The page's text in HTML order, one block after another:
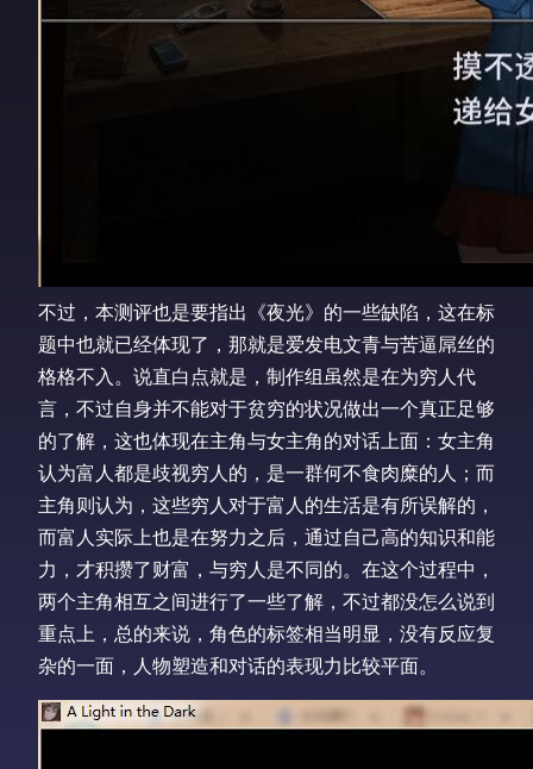
不过，本测评也是要指出《夜光》的一些缺陷，这在标
题中也就已经体现了，那就是爱发电文青与苦逼屌丝的
格格不入。说直白点就是，制作组虽然是在为穷人代
言，不过自身并不能对于贫穷的状况做出一个真正足够
的了解，这也体现在主角与女主角的对话上面：女主角
认为富人都是歧视穷人的，是一群何不食肉糜的人；而
主角则认为，这些穷人对于富人的生活是有所误解的，
而富人实际上也是在努力之后，通过自己高的知识和能
力，才积攒了财富，与穷人是不同的。在这个过程中，
两个主角相互之间进行了一些了解，不过都没怎么说到
重点上，总的来说，角色的标签相当明显，没有反应复
杂的一面，人物塑造和对话的表现力比较平面。